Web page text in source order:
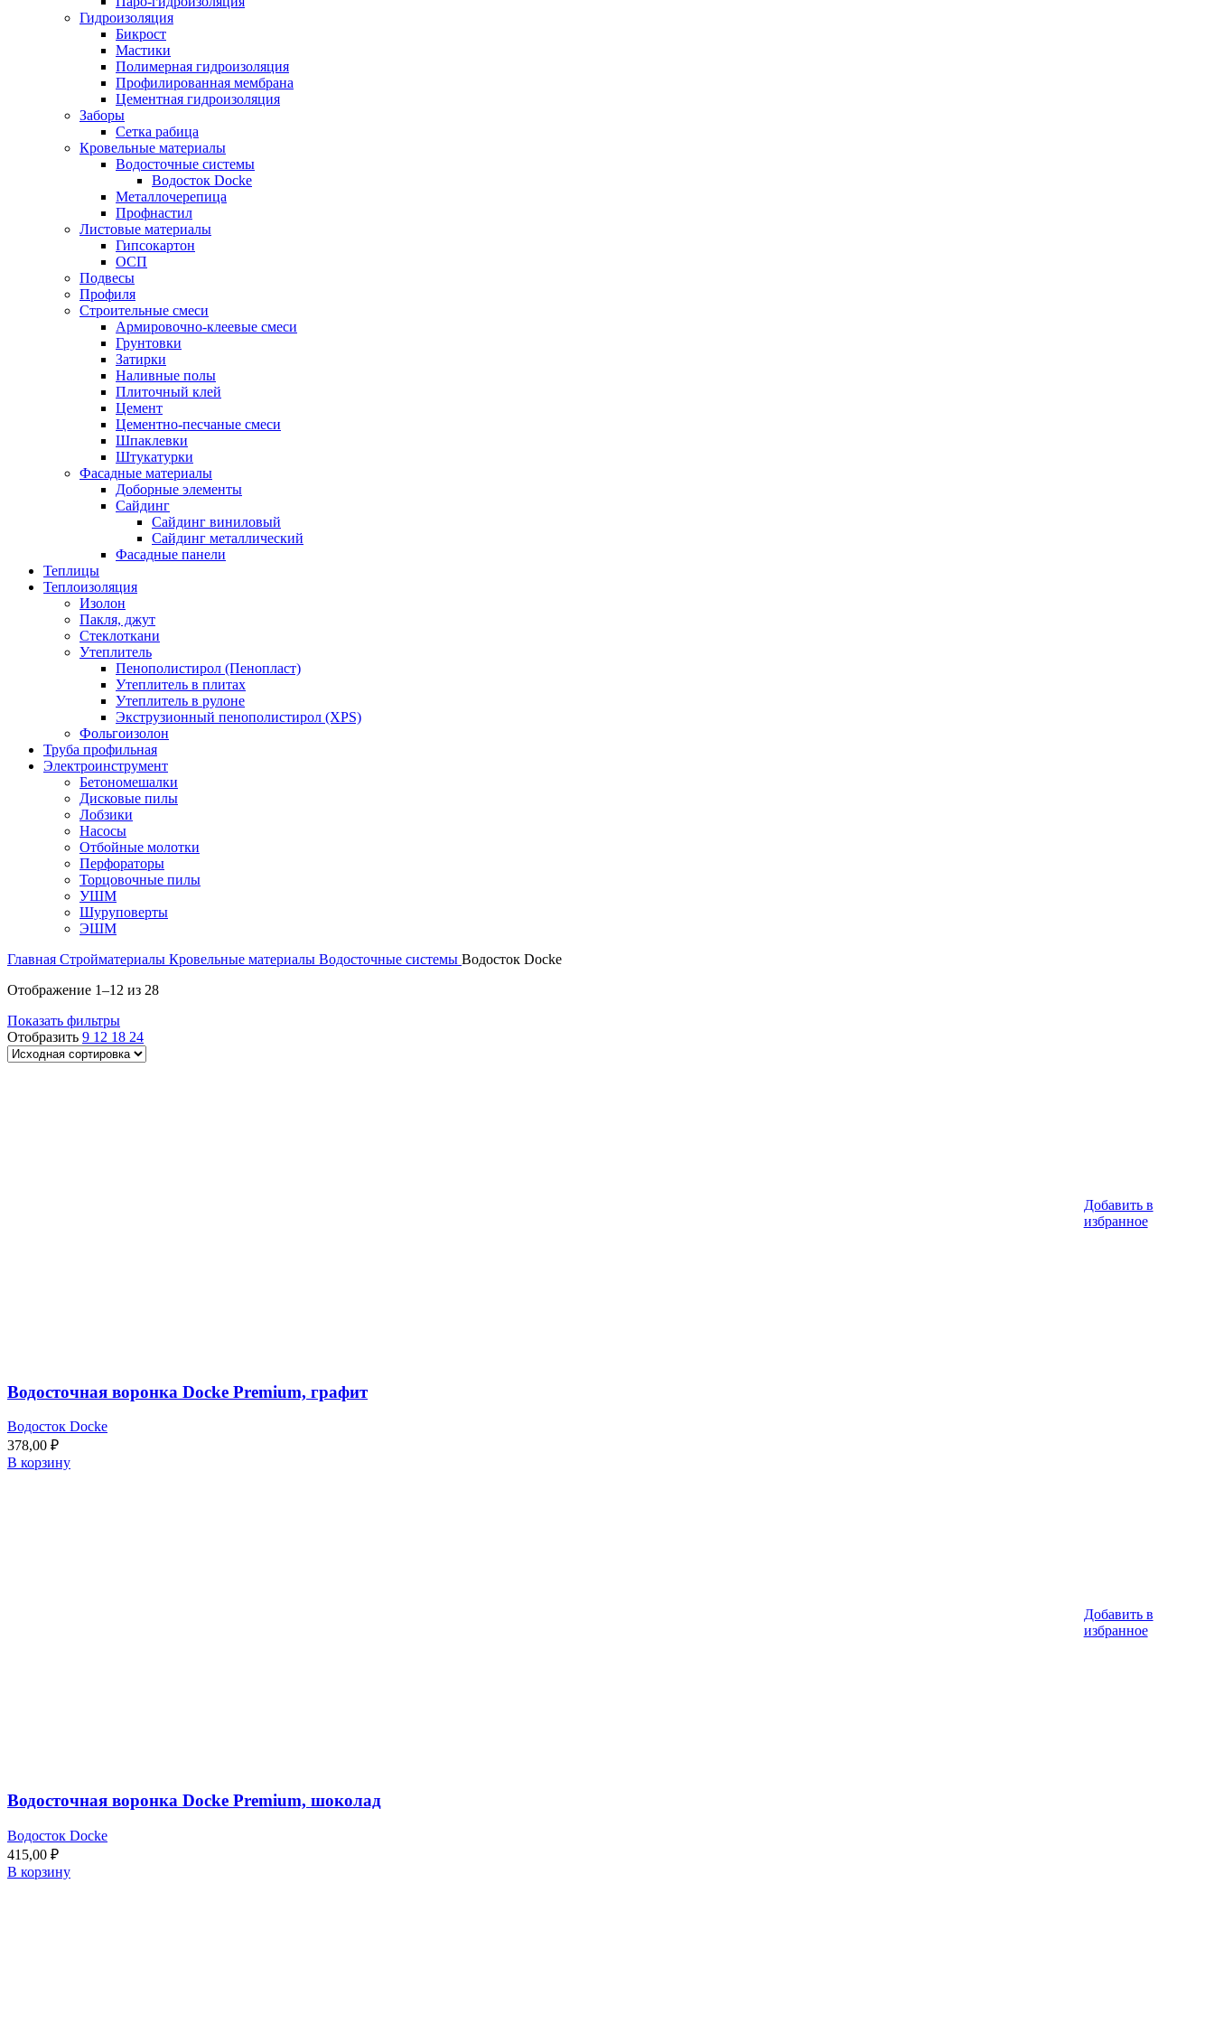
Гидроизоляция
Бикрост
Мастики
Полимерная гидроизоляция
Профилированная мембрана
Цементная гидроизоляция
Заборы
Сетка рабица
Кровельные материалы
Водосточные системы
Водосток Docke
Металлочерепица
Профнастил
Листовые материалы
Гипсокартон
ОСП
Подвесы
Профиля
Строительные смеси
Армировочно-клеевые смеси
Грунтовки
Затирки
Наливные полы
Плиточный клей
Цемент
Цементно-песчаные смеси
Шпаклевки
Штукатурки
Фасадные материалы
Доборные элементы
Сайдинг
Сайдинг виниловый
Сайдинг металлический
Фасадные панели
Теплицы
Теплоизоляция
Изолон
Пакля, джут
Стеклоткани
Утеплитель
Пенополистирол (Пенопласт)
Утеплитель в плитах
Утеплитель в рулоне
Экструзионный пенополистирол (XPS)
Фольгоизолон
Труба профильная
Электроинструмент
Бетономешалки
Дисковые пилы
Лобзики
Насосы
Отбойные молотки
Перфораторы
Торцовочные пилы
УШМ
Шуруповерты
ЭШМ
Главная Стройматериалы Кровельные материалы Водосточные системы Водосток Docke
Отображение 1–12 из 28
Показать фильтры
Отобразить 9 12 18 24
Добавить в
избранное
Водосточная воронка Docke Premium, графит
Водосток Docke
378,00 ₽
В корзину
Добавить в
избранное
Водосточная воронка Docke Premium, шоколад
Водосток Docke
415,00 ₽
В корзину